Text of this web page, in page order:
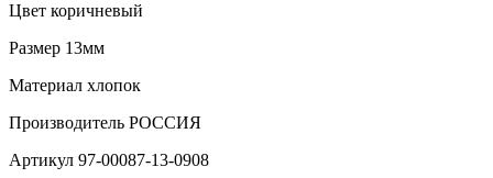
Цвет коричневый
Размер 13мм
Материал хлопок
Производитель РОССИЯ
Артикул 97-00087-13-0908